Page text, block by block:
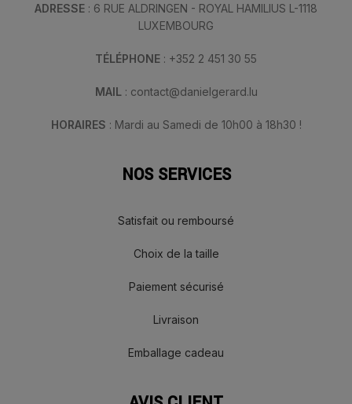
ADRESSE : 6 RUE ALDRINGEN - ROYAL HAMILIUS L-1118
LUXEMBOURG
TÉLÉPHONE : +352 2 451 30 55
MAIL : contact@danielgerard.lu
HORAIRES : Mardi au Samedi de 10h00 à 18h30 !
NOS SERVICES
Satisfait ou remboursé
Choix de la taille
Paiement sécurisé
Livraison
Emballage cadeau